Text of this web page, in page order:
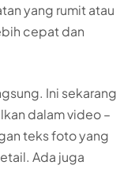
yang rumit atau
cepat dan
Ini sekarang
dalam video –
teks foto yang
Ada juga